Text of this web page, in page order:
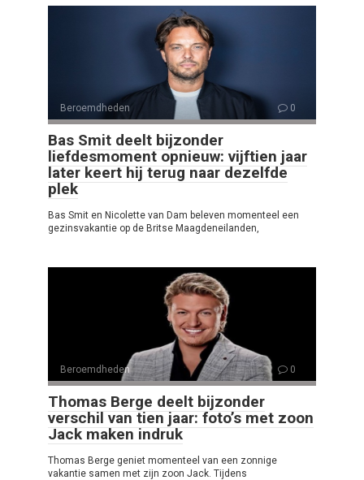
Beroemdheden 0
Bas Smit deelt bijzonder
liefdesmoment opnieuw: vijftien jaar
later keert hij terug naar dezelfde
plek
Bas Smit en Nicolette van Dam beleven momenteel een
gezinsvakantie op de Britse Maagdeneilanden,
Beroemdheden 0
Thomas Berge deelt bijzonder
verschil van tien jaar: foto’s met zoon
Jack maken indruk
Thomas Berge geniet momenteel van een zonnige
vakantie samen met zijn zoon Jack. Tijdens